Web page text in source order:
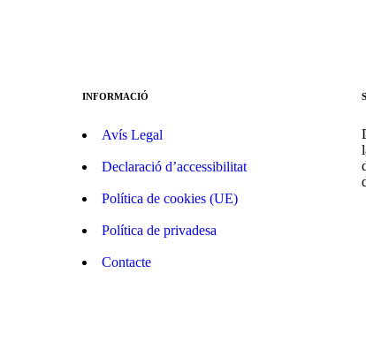
INFORMACIÓ
Avís Legal
Declaració d’accessibilitat
Política de cookies (UE)
Política de privadesa
Contacte